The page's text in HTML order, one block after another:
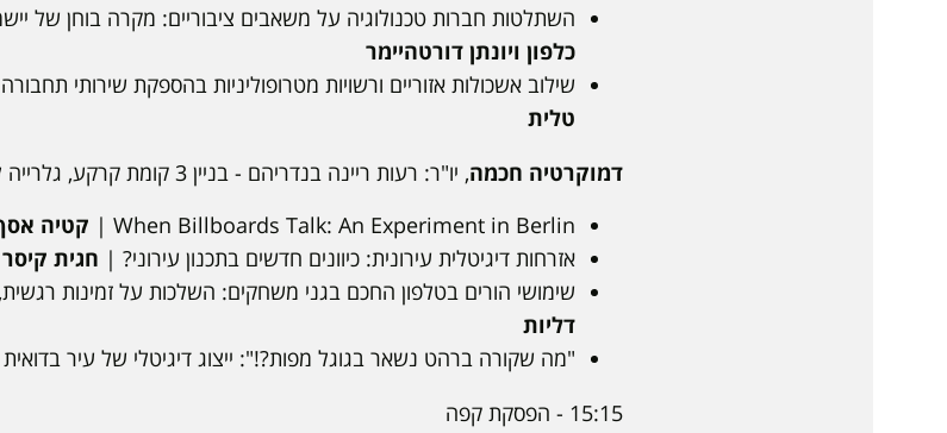
השתלטות חברות טכנולוגיה על משאבים ציבוריים: מקרה בוחן של
כלפון ויונתן דורטהיימר
שילוב אשכולות אזוריים ורשויות מטרופוליניות בהספקת שירותי
טלית
דמוקרטיה חכמה, יו"ר: רעות ריינה בנדריהם - בניין 3 קומת קרקע, גלרייה לימודית
When Billboards Talk: An Experiment in Berlin
| קטיה
אזרחות דיגיטלית עירונית: כיוונים חדשים בתכנון עירוני? | חגית
שימושי הורים בטלפון החכם בגני משחקים: השלכות על זמינות
דליות
"מה שקורה ברהט נשאר בגוגל מפות?!": ייצוג דיגיטלי של עיר
15:15 - הפסקת קפה